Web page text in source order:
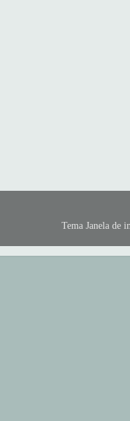
Tema Janela de